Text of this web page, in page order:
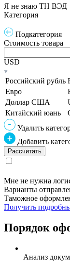
Я не знаю ТН ВЭД
Категория
Подкатегория
Стоимость товара
USD
Российский рубль
Евро
Доллар США
Китайский юань
Удалить
Добавить
Мне не нужна
Варианты
Таможное
Получить
Порядок
Анализ